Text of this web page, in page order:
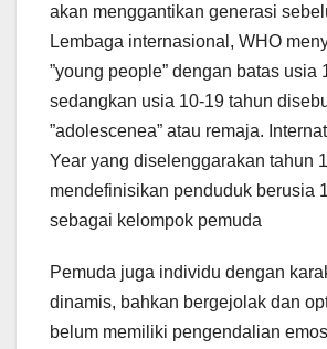
akan menggantikan generasi
Lembaga internasional, WHO
”young people” dengan batas usia
sedangkan usia 10-19 tahun
”adolescenea” atau remaja.
Year yang diselenggarakan tahun
mendefinisikan penduduk berusia
sebagai kelompok pemuda
Pemuda juga individu dengan
dinamis, bahkan bergejolak dan
belum memiliki pengendalian